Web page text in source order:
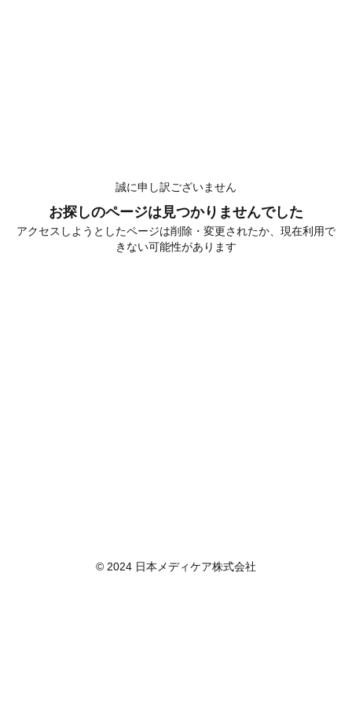
誠に申し訳ございません
お探しのページは見つかりませんでした
アクセスしようとしたページは削除・変更されたか、現在利用で
きない可能性があります
© 2024 日本メディケア株式会社